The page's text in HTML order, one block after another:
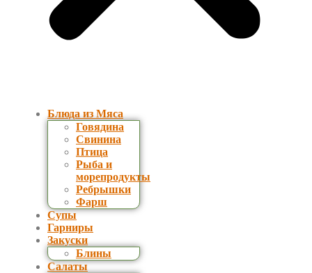
Блюда из Мяса
Говядина
Свинина
Птица
Рыба и
морепродукты
Ребрышки
Фарш
Супы
Гарниры
Закуски
Блины
Салаты